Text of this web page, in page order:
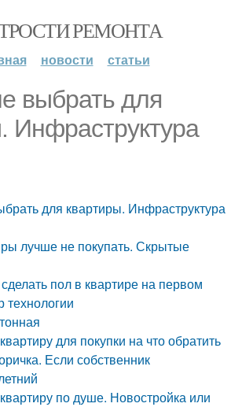
РЕМОНТА
новости статьи
выбрать для
Инфраструктура
для квартиры. Инфраструктура
лучше не покупать. Скрытые
пол в квартире на первом
для покупки на что обратить
Если собственник
по душе. Новостройка или